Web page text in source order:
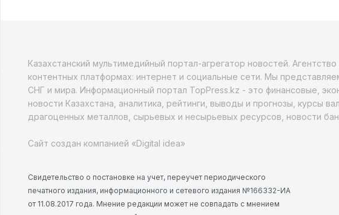
Казахстанский мультимедийный портал-агрегатор новостей.
контентных платформах: интернет и социальные сети. Мы
СНГ и мира. Информационный портал TopPress.kz - это финансовые,
новости Казахстана, аналитика, рейтинги, выводы и прогнозы, курсы
драгоценных металлов, сырьевых и несырьевых ресурсов, новости
Сайт создан компанией «Digital idea»
Свидетельство о постановке на учет, переучет периодического
печатного издания, информационного и сетевого издания №166332-ИА
от 11.08.2017 года. Мнение редакции может не совпадать с мнением